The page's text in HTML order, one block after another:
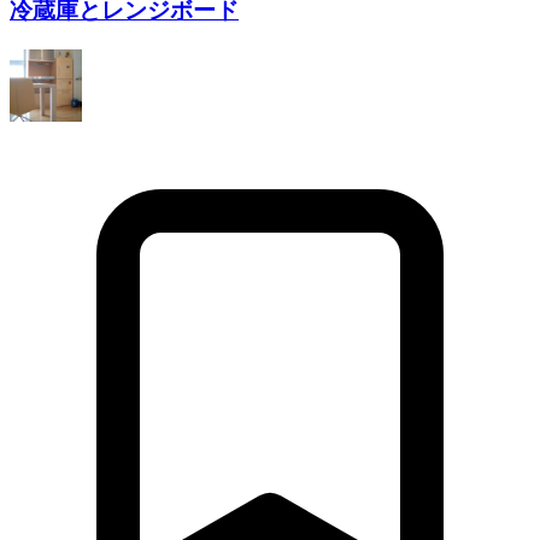
冷蔵庫とレンジボード